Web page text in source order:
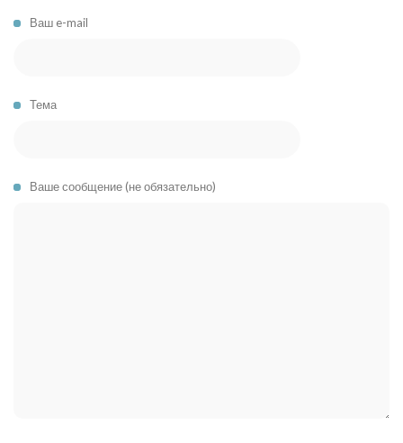
Ваш e-mail
Тема
Ваше сообщение (не обязательно)